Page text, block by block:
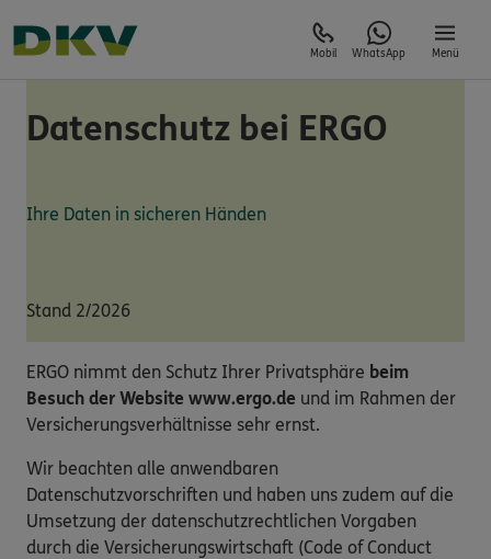
Mobil WhatsApp Menü
Datenschutz bei ERGO
Ihre Daten in sicheren Händen
Stand 2/2026
ERGO nimmt den Schutz Ihrer Privatsphäre beim
Besuch der Website www.ergo.de und im Rahmen der
Versicherungsverhältnisse sehr ernst.
Wir beachten alle anwendbaren
Datenschutzvorschriften und haben uns zudem auf die
Umsetzung der datenschutzrechtlichen Vorgaben
durch die Versicherungswirtschaft (Code of Conduct